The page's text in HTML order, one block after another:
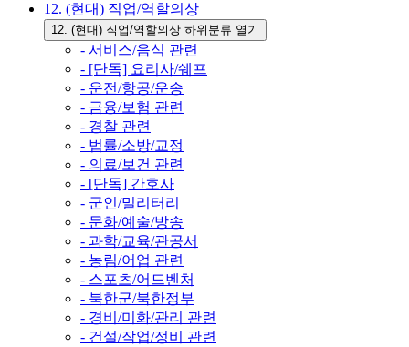
12. (현대) 직업/역할의상
12. (현대) 직업/역할의상 하위분류 열기
- 서비스/음식 관련
- [단독] 요리사/쉐프
- 운전/항공/운송
- 금융/보험 관련
- 경찰 관련
- 법률/소방/교정
- 의료/보건 관련
- [단독] 간호사
- 군인/밀리터리
- 문화/예술/방송
- 과학/교육/관공서
- 농림/어업 관련
- 스포츠/어드벤처
- 북한군/북한정부
- 경비/미화/관리 관련
- 건설/작업/정비 관련